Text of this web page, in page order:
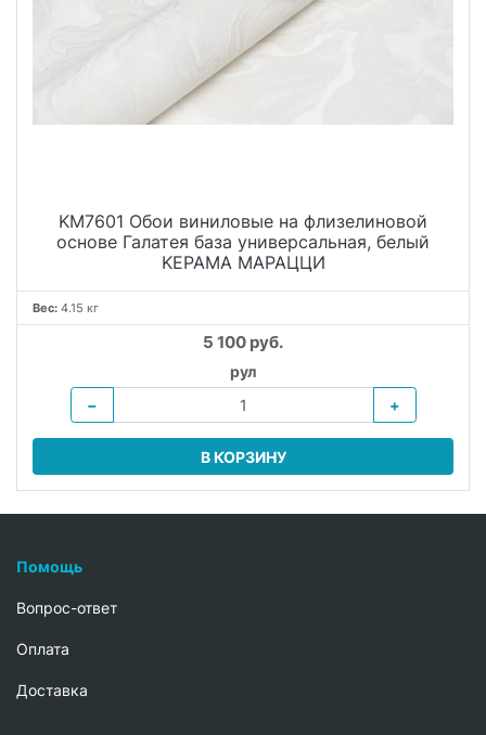
KM7601 Обои виниловые на флизелиновой
основе Галатея база универсальная, белый
KЕРАМА МАРАЦЦИ
Вес: 4.15 кг
5 100 руб.
рул
−
+
В КОРЗИНУ
Помощь
Вопрос-ответ
Oплата
Доставка